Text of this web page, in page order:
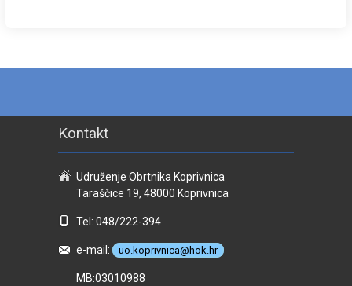
Kontakt
Udruženje Obrtnika Koprivnica
Taraščice 19, 48000 Koprivnica
Tel: 048/222-394
e-mail: uo.koprivnica@hok.hr
MB:03010988